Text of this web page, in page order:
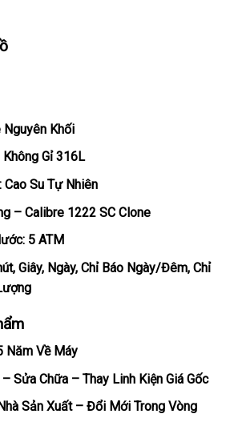
Nguyên Khối
Gỉ 316L
Su Tự Nhiên
– Calibre 1222 SC Clone
5 ATM
Giây, Ngày, Chỉ Báo Ngày/Đêm, Chỉ
Năm Về Máy
Sửa Chữa – Thay Linh Kiện Giá Gốc
Sản Xuất – Đổi Mới Trong Vòng